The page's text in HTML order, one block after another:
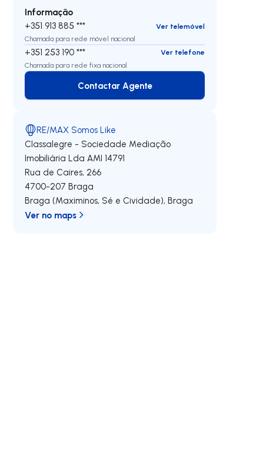
a direita
a direita
Informação
+351 913 885 ***
Ver telemóvel
Chamada para rede móvel nacional
+351 253 190 ***
Ver telefone
Chamada para rede fixa nacional
Contactar Agente
Contactar Agente
RE/MAX Somos Like
Classalegre - Sociedade Mediação
Imobiliária Lda AMI 14791
Rua de Caires, 266
4700-207 Braga
Braga (Maximinos, Sé e Cividade),Braga
Ver no maps